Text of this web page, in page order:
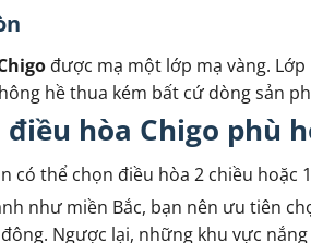
được mạ một lớp mạ vàng.
hề thua kém bất cứ dòng sản
hòa Chigo phù
có thể chọn điều hòa 2 chiều hoặc
như miền Bắc, bạn nên ưu tiên
Ngược lại, những khu vực